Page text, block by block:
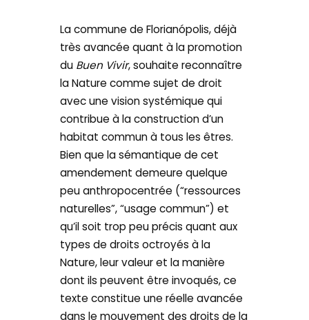
La commune de Florianópolis, déjà
très avancée quant à la promotion
du Buen Vivir, souhaite reconnaître
la Nature comme sujet de droit
avec une vision systémique qui
contribue à la construction d’un
habitat commun à tous les êtres.
Bien que la sémantique de cet
amendement demeure quelque
peu anthropocentrée (“ressources
naturelles”, “usage commun”) et
qu’il soit trop peu précis quant aux
types de droits octroyés à la
Nature, leur valeur et la manière
dont ils peuvent être invoqués, ce
texte constitue une réelle avancée
dans le mouvement des droits de la